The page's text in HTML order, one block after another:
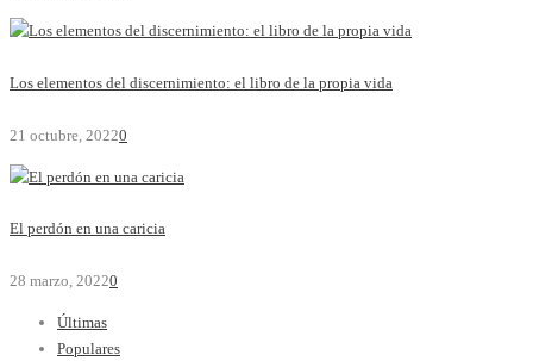
Los elementos del discernimiento: el libro de la propia vida
21 octubre, 20220
El perdón en una caricia
28 marzo, 20220
Últimas
Populares